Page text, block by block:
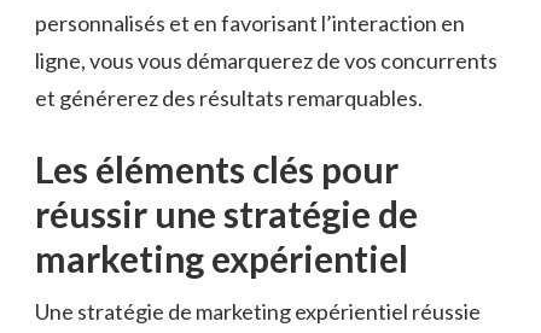
personnalisés et en favorisant l’interaction en
ligne, vous vous démarquerez de vos concurrents
et ⁣générerez des résultats ⁢remarquables.
Les éléments ‍clés pour
réussir une stratégie de
marketing expérientiel
Une stratégie de marketing expérientiel réussie